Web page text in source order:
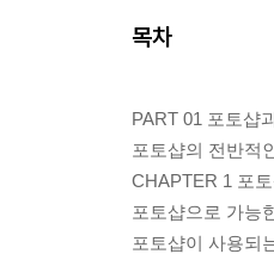
목차
PART 01 포토샵
포토샵의 전반적
CHAPTER 1 포
포토샵으로 가능
포토샵이 사용되